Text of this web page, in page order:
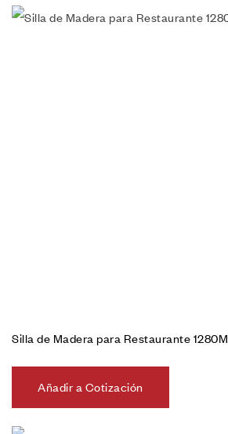
Silla de Madera para Restaurante 1280M
Añadir a Cotización